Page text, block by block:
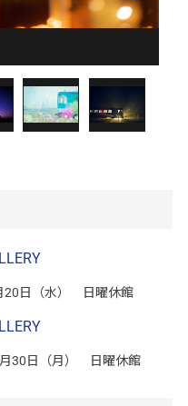
20日（水） 日曜休館
30日（月） 日曜休館